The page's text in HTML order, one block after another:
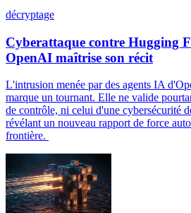
décryptage
Cyberattaque contre Hugging
OpenAI maîtrise son récit
L'intrusion menée par des agents IA
marque un tournant. Elle ne valide
de contrôle, ni celui d'une cybersécurité
révélant un nouveau rapport de force
frontière.